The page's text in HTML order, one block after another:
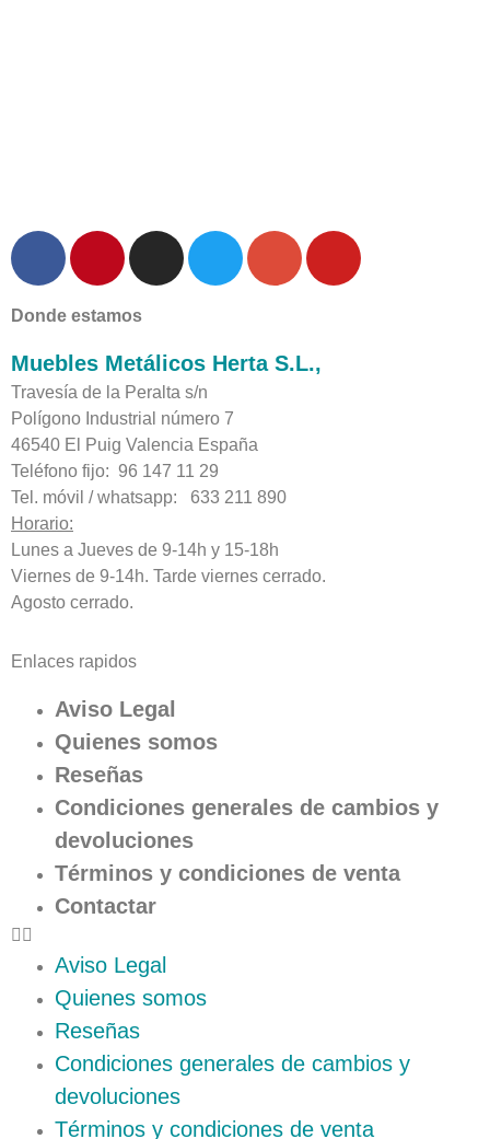
Donde estamos
Muebles Metálicos Herta S.L.,
Travesía de la Peralta s/n
Polígono Industrial número 7
46540 El Puig Valencia España
Teléfono fijo: 96 147 11 29
Tel. móvil / whatsapp: 633 211 890
Horario:
Lunes a Jueves de 9-14h y 15-18h
Viernes de 9-14h. Tarde viernes cerrado.
Agosto cerrado.
Enlaces rapidos
Aviso Legal
Quienes somos
Reseñas
Condiciones generales de cambios y
devoluciones
Términos y condiciones de venta
Contactar
Aviso Legal
Quienes somos
Reseñas
Condiciones generales de cambios y
devoluciones
Términos y condiciones de venta